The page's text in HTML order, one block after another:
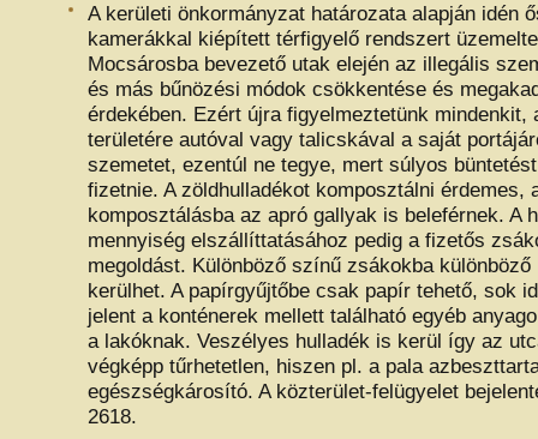
A kerületi önkormányzat határozata alapján idén
kamerákkal kiépített térfigyelő rendszert
Mocsárosba bevezető utak elején az illegális
és más bűnözési módok csökkentése és
érdekében. Ezért újra figyelmeztetünk mindenkit,
területére autóval vagy talicskával a saját
szemetet, ezentúl ne tegye, mert súlyos
fizetnie. A zöldhulladékot komposztálni érdemes,
komposztálásba az apró gallyak is beleférnek. A
mennyiség elszállíttatásához pedig a fizetős
megoldást. Különböző színű zsákokba különböző
kerülhet. A papírgyűjtőbe csak papír tehető, sok
jelent a konténerek mellett található egyéb
a lakóknak. Veszélyes hulladék is kerül így az
végképp tűrhetetlen, hiszen pl. a pala
egészségkárosító. A közterület-felügyelet
2618.